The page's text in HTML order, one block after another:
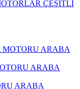
ÇEŞİTLİ
ARABA
ARABA
ARABA